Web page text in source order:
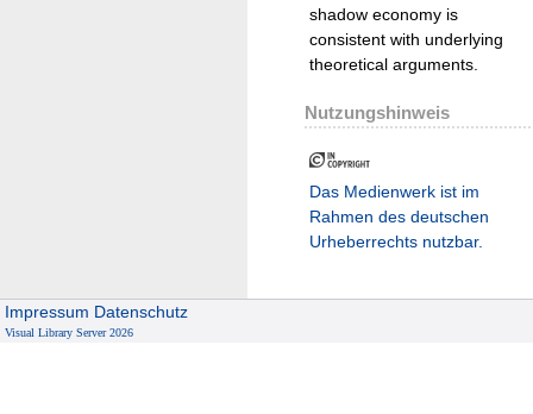
shadow economy is
consistent with underlying
theoretical arguments.
Nutzungshinweis
Das Medienwerk ist im
Rahmen des deutschen
Urheberrechts nutzbar.
Impressum Datenschutz
Visual Library Server 2026